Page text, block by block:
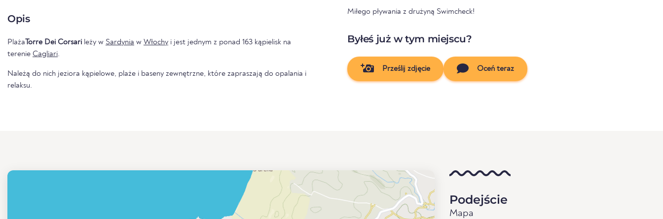
Opis
PlażaTorre Dei Corsari leży w Sardynia w Włochy i jest jednym z ponad 163 kąpielisk na
terenie Cagliari.
Należą do nich jeziora kąpielowe, plaże i baseny zewnętrzne, które zapraszają do opalania i
relaksu.
Miłego pływania z drużyną Swimcheck!
Byłeś już w tym miejscu?
Prześlij zdjęcie Oceń teraz
Podejście
Mapa